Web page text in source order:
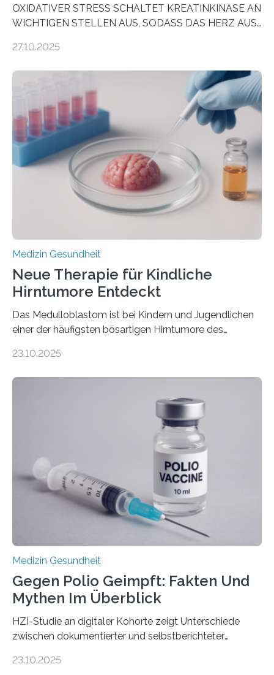
OXIDATIVER STRESS SCHALTET KREATINKINASE AN
WICHTIGEN STELLEN AUS, SODASS DAS HERZ AUS
aus dem Deutschen Zentrum für Herzinsuffizienz
im Journal Circulation, warum der Energietransport bei
der Hypertrophen Kardiomyopathie (HCM) versagen
kann und wie sich durch eine Verringerung der
Herzbelastung und des oxidativen Stresses
Rhythmusstörungen reduzieren lassen. Würzburg. Die
hypertrophe Kardiomyopathie (HCM) ist die häufigste
erblich bedingte Herzerkrankung. Sie führt dazu, dass
sich die linke Herzkammer verdickt, der Herzmuskel zu
stark kontrahiert…
27.10.2025
Medizin Gesundheit
Neue Therapie für Kindliche
Hirntumore Entdeckt
Das Medulloblastom ist bei Kindern und Jugendlichen
einer der häufigsten bösartigen Hirntumore des
Betroffenen können mit heutigen Methoden geheilt
Dringend benötigt werden zielgerichtete Therapien, die
nur Tumorschwachstellen angreifen und normales
Gewebe verschonen. Forschende um Daniel Merk vom
Hertie-Institut für klinische Hirnforschung am
Universitätsklinikum Tübingen haben eine solche
Schwachstelle im Erbgut einer Untergruppe des
Medulloblastoms gefunden. Die Wilhelm Sander-
Stiftung unterstützte das Projekt…
23.10.2025
Medizin Gesundheit
Gegen Polio Geimpft: Fakten Und
Mythen Im Überblick
HZI-Studie an digitaler Kohorte zeigt Unterschiede
zwischen dokumentierter und selbstberichteter
Kinderlähmung, ist eine ansteckende Krankheit, die
23.10.2025